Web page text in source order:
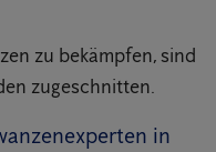
zu bekämpfen, sind
zugeschnitten.
in